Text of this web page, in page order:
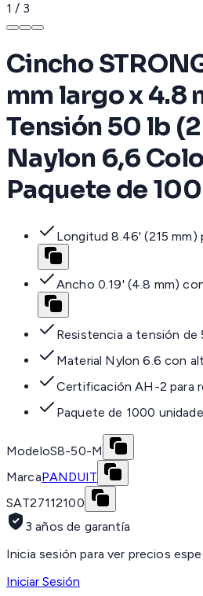
1 / 3
Cincho
mm largo x 4.8
Tensión 50 lb
Naylon 6,6
Paquete de
Longitud 8.46' (215 mm)
Ancho 0.19' (4.8 mm)
Resistencia a tensión de
Material Nylon 6.6 con
Certificación AH-2 para
Paquete de 1000
ModeloS8-50-M
MarcaPANDUIT
SAT27112100
3 años de garantía
Inicia sesión para ver precios
Iniciar Sesión